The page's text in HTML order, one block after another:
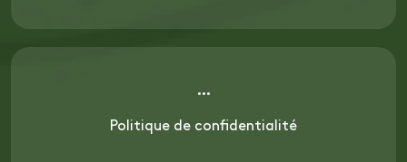
Politique de confidentialité